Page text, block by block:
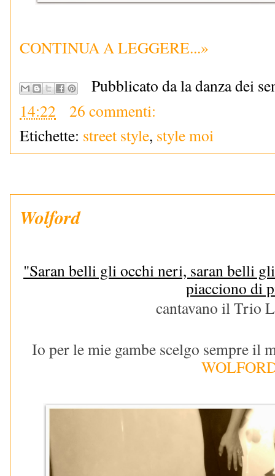
CONTINUA A LEGGERE...»
Pubblicato da la danza dei
14:22
26 commenti:
Etichette: street style, style moi
Wolford
"Saran belli gli occhi neri, saran belli
piacciono di
cantavano il Trio
Io per le mie gambe scelgo sempre il